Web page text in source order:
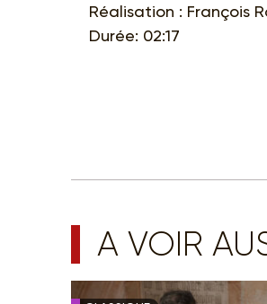
Réalisation : François
Durée: 02:17
A VOIR